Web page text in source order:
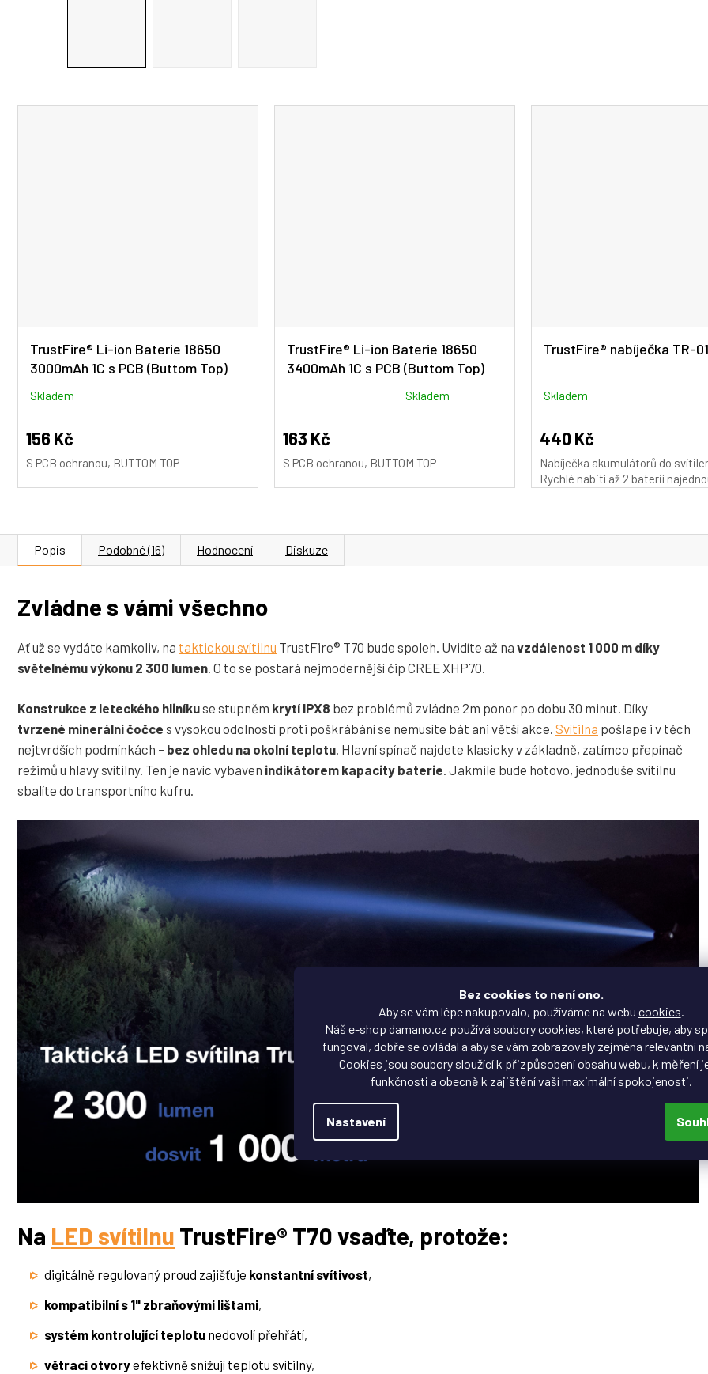
Bez cookies to není ono.
Aby se vám lépe nakupovalo, používáme na webu cookies.
Náš e-shop damano.cz používá soubory cookies, které potřebuje, aby
fungoval, dobře se ovládal a aby se vám zobrazovaly zejména relevantní
Cookies jsou soubory sloužící k přizpůsobení obsahu webu, k měření
funkčnosti a obecně k zajištění vaší maximální spokojenosti.
Nastavení
TrustFire® Li-ion Baterie 18650
3000mAh 1C s PCB (Buttom Top)
Skladem
156 Kč
S PCB ochranou, BUTTOM TOP
TrustFire® Li-ion Baterie 18650
3400mAh 1C s PCB (Buttom Top)
produktu
je
5,0
Skladem
163 Kč
S PCB ochranou, BUTTOM TOP
TrustFire® nabíječka TR-
Skladem
440 Kč
Nabíječka akumulátorů do
Rychlé nabití až 2 baterií
Popis Podobné (16) Hodnocení Diskuze
Zvládne s vámi všechno
Ať už se vydáte kamkoliv, na taktickou svítilnu TrustFire® T70 bude spoleh. Uvidíte až na vzdálenost 1 000 m díky
světelnému výkonu 2 300 lumen . O to se postará nejmodernější čip CREE XHP70.
Konstrukce z leteckého hliníkuse stupněm krytí IPX8 bez problémů zvládne 2m ponor po dobu 30 minut. Díky
tvrzené minerální čočce s vysokou odolností proti poškrábání se nemusíte bát ani větší akce. Svítilna pošlape i v těch
nejtvrdších podmínkách – bez ohledu na okolní teplotu . Hlavní spínač najdete klasicky v základně, zatímco přepínač
režimů u hlavy svítilny. Ten je navíc vybaven indikátorem kapacity baterie . Jakmile bude hotovo, jednoduše svítilnu
sbalíte do transportního kufru.
Na LED svítilnu TrustFire® T70 vsaďte, protože:
digitálně regulovaný proud zajišťuje konstantní svítivost,
kompatibilní s 1" zbraňovými lištami,
systém kontrolující teplotu nedovolí přehřátí,
větrací otvoryefektivně snižují teplotu svítilny,